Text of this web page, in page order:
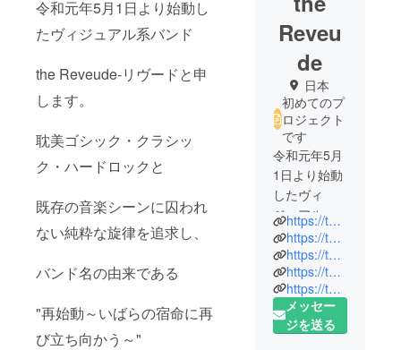
令和元年5月1日より始動し
たヴィジュアル系バンド
the Reveude-リヴードと申
します。
耽美ゴシック・クラシッ
ク・ハードロックと
既存の音楽シーンに囚われ
ない純粋な旋律を追求し、
バンド名の由来である
"再始動～いばらの宿命に再
び立ち向かう～"
Reveu
de
日本
初めてのプ
ロジェクト
です
令和元年5月
1日より始動
したヴィ
ジュアル系
バンドthe
Reveude-リ
ヴード
https://the-reveude.com/
https://twitter.com/rvd_official_
https://twitter.com/rvd_vo
https://twitter.com/rvd_gt
https://twitter.com/rvd_dr
メッセー
ジを送る